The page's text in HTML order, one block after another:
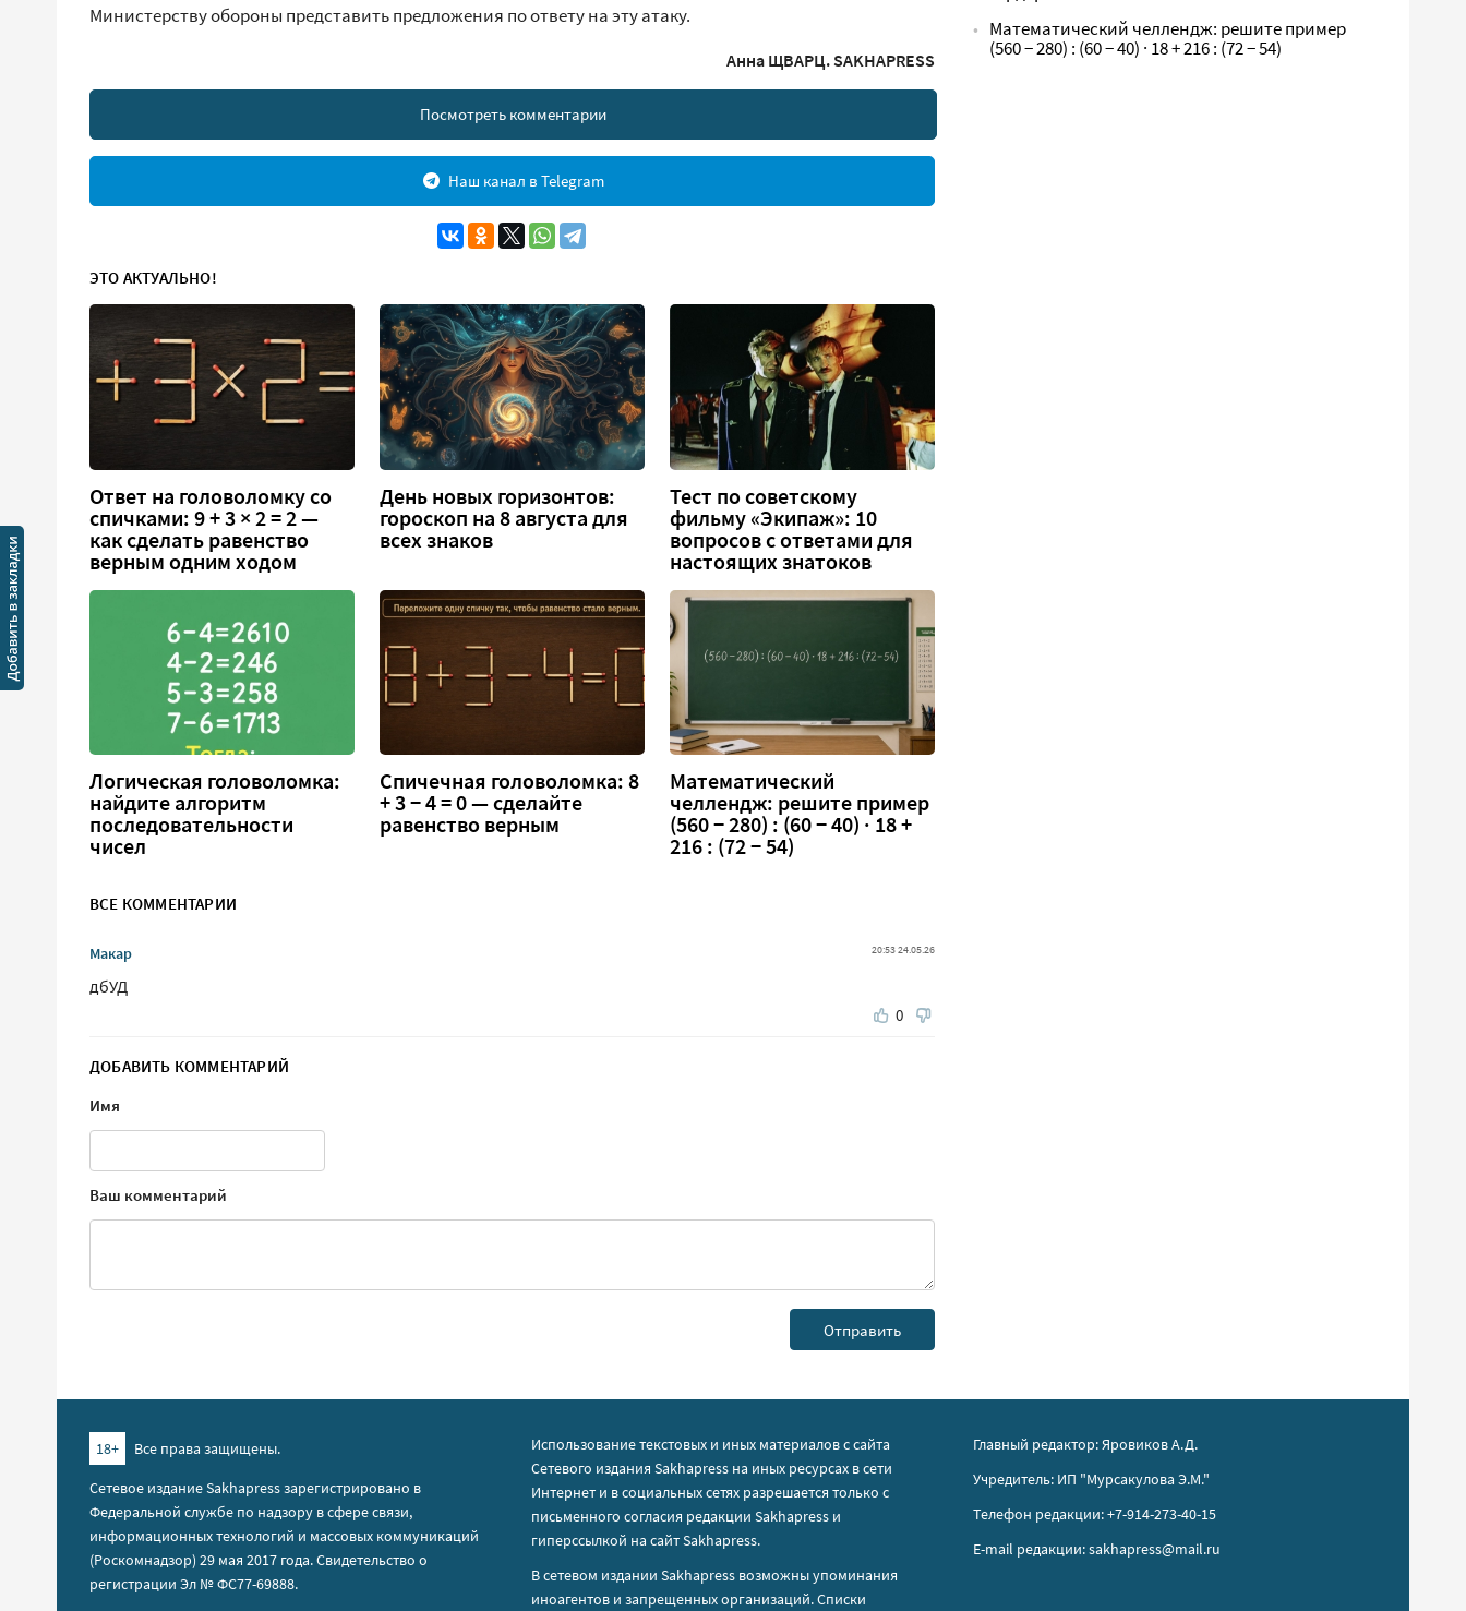
Министерству обороны представить предложения по ответу на эту атаку.
Анна ЩВАРЦ. SAKHAPRESS
Посмотреть комментарии
Наш канал в Telegram
ЭТО АКТУАЛЬНО!
Ответ на головоломку со
спичками: 9 + 3 × 2 = 2 —
как сделать равенство
верным одним ходом
День новых горизонтов:
гороскоп на 8 августа для
всех знаков
Тест по советскому
фильму «Экипаж»: 10
вопросов с ответами для
настоящих знатоков
Логическая головоломка:
найдите алгоритм
последовательности
чисел
Спичечная головоломка: 8
+ 3 − 4 = 0 — сделайте
равенство верным
Математический
челлендж: решите пример
(560 − 280) : (60 − 40) · 18 +
216 : (72 − 54)
ВСЕ КОММЕНТАРИИ
Макар 20:53 24.05.26
дбУД
0
ДОБАВИТЬ КОММЕНТАРИЙ
Имя
Ваш комментарий
Математический челлендж: решите пример
(560 − 280) : (60 − 40) · 18 + 216 : (72 − 54)
18+
Все права защищены.
Сетевое издание Sakhapress зарегистрировано в
Федеральной службе по надзору в сфере связи,
информационных технологий и массовых коммуникаций
(Роскомнадзор) 29 мая 2017 года. Свидетельство о
регистрации Эл № ФС77-69888.
Использование текстовых и иных материалов с сайта
Сетевого издания Sakhapress на иных ресурсах в сети
Интернет и в социальных сетях разрешается только с
письменного согласия редакции Sakhapress и
гиперссылкой на сайт Sakhapress.
В сетевом издании Sakhapress возможны упоминания
иноагентов изапрещенных организаций. Списки
Главный редактор: Яровиков А.Д.
Учредитель: ИП "Мурсакулова Э.М."
Телефон редакции: +7-914-273-40-15
E-mail редакции: sakhapress@mail.ru